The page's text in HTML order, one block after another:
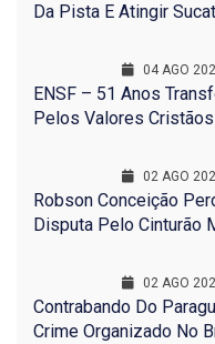
Da Pista E Atingir
04 AGO
ENSF – 51 Anos
Pelos Valores Cristãos
02 AGO
Robson Conceição
Disputa Pelo Cinturão
02 AGO
Contrabando Do
Crime Organizado No